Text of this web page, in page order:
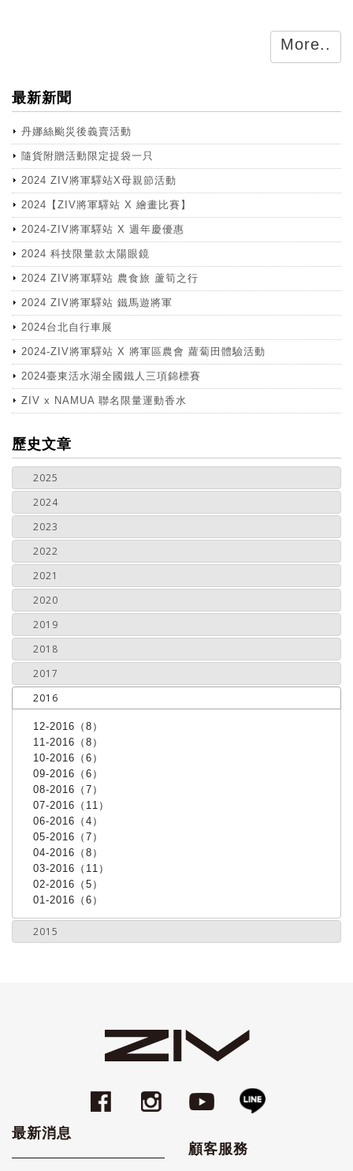
More..
最新新聞
丹娜絲颱災後義賣活動
隨貨附贈活動限定提袋一只
2024 ZIV將軍驛站X母親節活動
2024【ZIV將軍驛站 X 繪畫比賽】
2024-ZIV將軍驛站 X 週年慶優惠
2024 科技限量款太陽眼鏡
2024 ZIV將軍驛站 農食旅 蘆筍之行
2024 ZIV將軍驛站 鐵馬遊將軍
2024台北自行車展
2024-ZIV將軍驛站 X 將軍區農會 蘿蔔田體驗活動
2024臺東活水湖全國鐵人三項錦標賽
ZIV x NAMUA 聯名限量運動香水
more
歷史文章
2025
2024
2023
2022
2021
2020
2019
2018
2017
2016
12-2016（8）
11-2016（8）
10-2016（6）
09-2016（6）
08-2016（7）
07-2016（11）
06-2016（4）
05-2016（7）
04-2016（8）
03-2016（11）
02-2016（5）
01-2016（6）
2015
最新消息
顧客服務